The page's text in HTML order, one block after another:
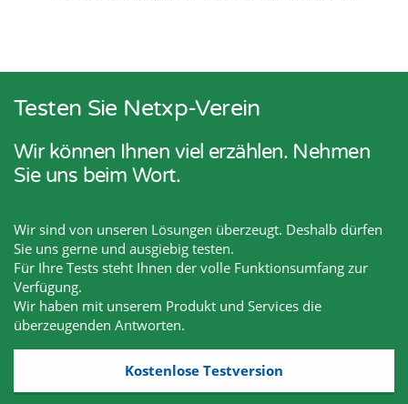
Testen Sie Netxp-Verein
Wir können Ihnen viel erzählen. Nehmen
Sie uns beim Wort.
Wir sind von unseren Lösungen überzeugt. Deshalb dürfen
Sie uns gerne und ausgiebig testen.
Für Ihre Tests steht Ihnen der volle Funktionsumfang zur
Verfügung.
Wir haben mit unserem Produkt und Services die
überzeugenden Antworten.
Kostenlose Testversion